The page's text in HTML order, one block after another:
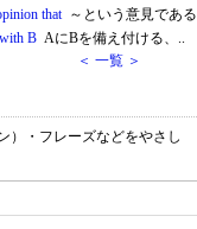
that～という意見である
B AにBを備え付ける、..
＜ 一覧 ＞
）・フレーズなどをやさし